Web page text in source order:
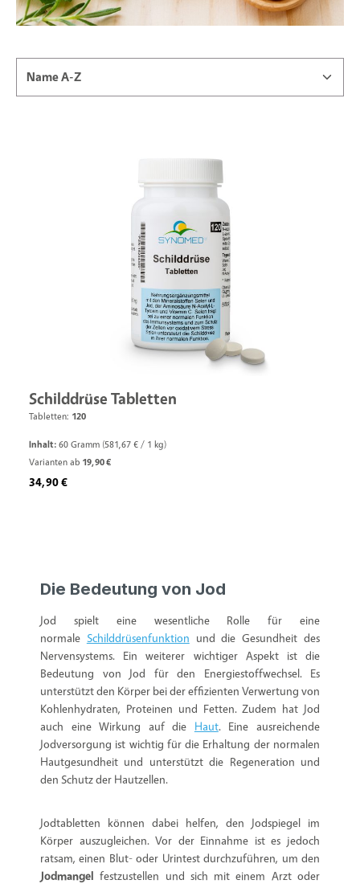
Schilddrüse Tabletten
Tabletten: 120
Inhalt: 60 Gramm (581,67 € / 1 kg)
Varianten ab 19,90 €
Regulärer Preis:
34,90 €
Die Bedeutung von Jod
Jod spielt eine wesentliche Rolle für eine
normale Schilddrüsenfunktion und die Gesundheit des
Nervensystems. Ein weiterer wichtiger Aspekt ist die
Bedeutung von Jod für den Energiestoffwechsel. Es
unterstützt den Körper bei der effizienten Verwertung von
Kohlenhydraten, Proteinen und Fetten. Zudem hat Jod
auch eine Wirkung auf die Haut. Eine ausreichende
Jodversorgung ist wichtig für die Erhaltung der normalen
Hautgesundheit und unterstützt die Regeneration und
den Schutz der Hautzellen.
Jodtabletten können dabei helfen, den Jodspiegel im
Körper auszugleichen. Vor der Einnahme ist es jedoch
ratsam, einen Blut- oder Urintest durchzuführen, um den
Jodmangel festzustellen und sich mit einem Arzt oder